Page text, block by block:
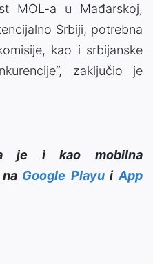
MOL-a u Mađarskoj,
Srbiji, potrebna
kao i srbijanske
zaključio je
je i kao mobilna
Google PlayuiApp